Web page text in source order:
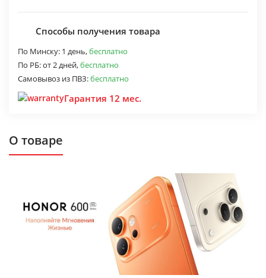
Способы получения товара
По Минску: 1 день,бесплатно
По РБ:от 2 дней,бесплатно
Самовывоз из ПВЗ:бесплатно
Гарантия 12 мес.
О товаре